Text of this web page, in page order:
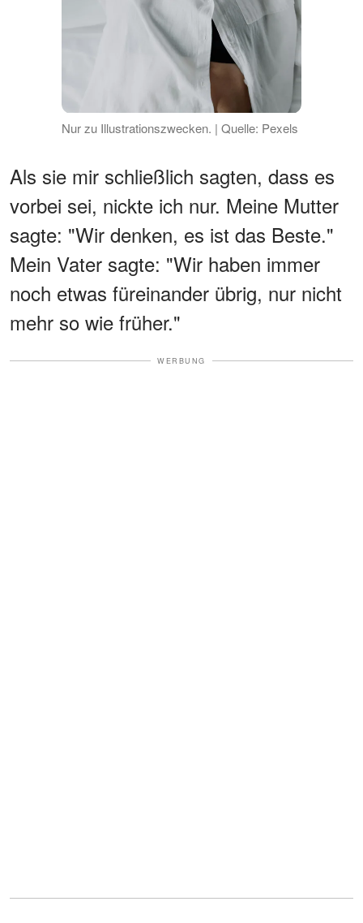
Nur zu Illustrationszwecken. | Quelle: Pexels
Als sie mir schließlich sagten, dass es
vorbei sei, nickte ich nur. Meine Mutter
sagte: "Wir denken, es ist das Beste."
Mein Vater sagte: "Wir haben immer
noch etwas füreinander übrig, nur nicht
mehr so wie früher."
WERBUNG